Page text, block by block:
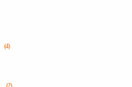
(4)
(2)